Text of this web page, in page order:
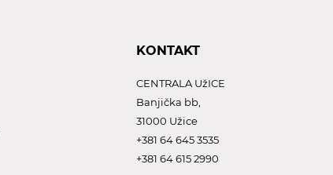
KONTAKT
CENTRALA UžICE
Banjička bb,
31000 Užice
+381 64 645 3535
+381 64 615 2990